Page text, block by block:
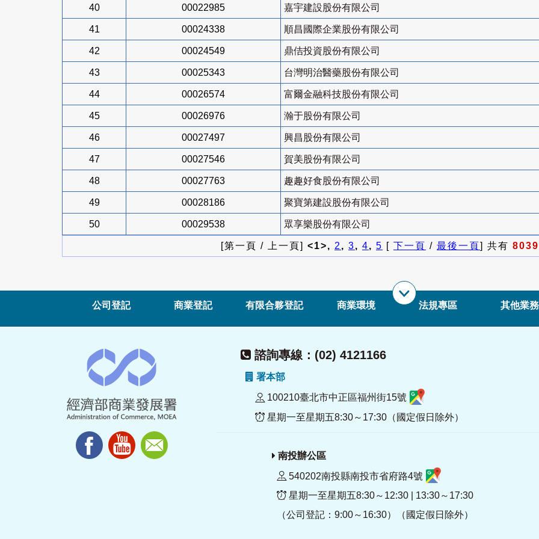
40 00022985 嘉宇建設股份有限公司
41 00024338 順昌國際企業股份有限公司
42 00024549 鼎佶投資股份有限公司
43 00025343 台灣明治醫藥股份有限公司
44 00026574 富爾金融科技股份有限公司
45 00026976 瀚于股份有限公司
46 00027497 興昌股份有限公司
47 00027546 賀美股份有限公司
48 00027763 趣趣好食股份有限公司
49 00028186 聚寶第建設股份有限公司
50 00029538 眾享樂股份有限公司
[第一頁 / 上一頁] <1>, 2, 3, 4, 5 [ 下一頁 / 最後一頁] 共有 8039
公司登記 商業登記 有限合夥登記 商業環境 法規專區 其他業務
諮詢專線：(02) 4121166
署本部
100210臺北市中正區福州街15號
星期一至星期五8:30～17:30（國定假日除外）
南投辦公區
540202南投縣南投市省府路4號
星期一至星期五8:30～12:30 | 13:30～17:30
（公司登記：9:00～16:30）（國定假日除外）